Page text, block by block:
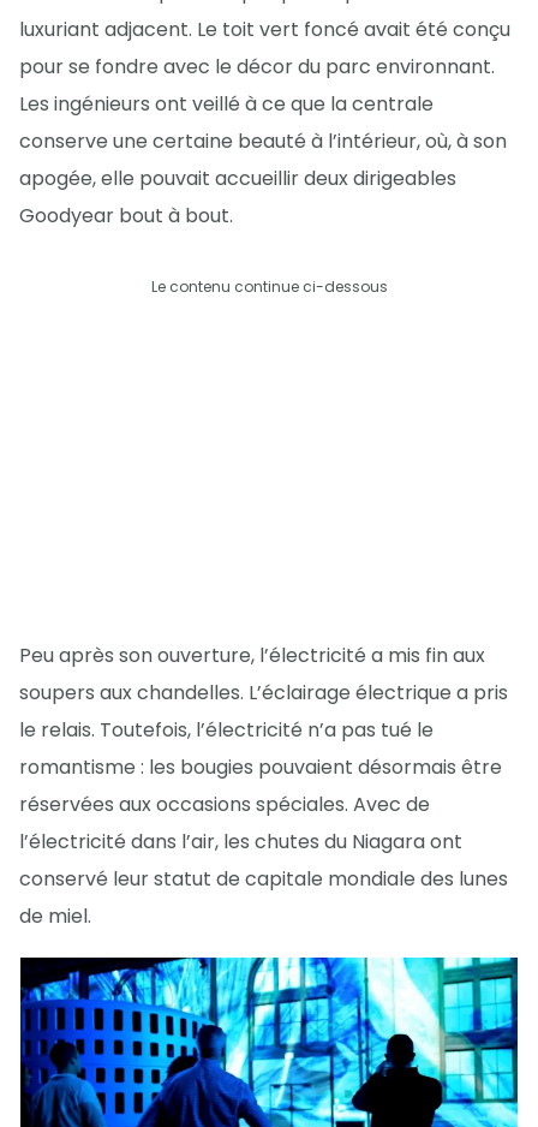
luxuriant adjacent. Le toit vert foncé avait été conçu
pour se fondre avec le décor du parc environnant.
Les ingénieurs ont veillé à ce que la centrale
conserve une certaine beauté à l’intérieur, où, à son
apogée, elle pouvait accueillir deux dirigeables
Goodyear bout à bout.
Le contenu continue ci-dessous
Peu après son ouverture, l’électricité a mis fin aux
soupers aux chandelles. L’éclairage électrique a pris
le relais. Toutefois, l’électricité n’a pas tué le
romantisme : les bougies pouvaient désormais être
réservées aux occasions spéciales. Avec de
l’électricité dans l’air, les chutes du Niagara ont
conservé leur statut de capitale mondiale des lunes
de miel.